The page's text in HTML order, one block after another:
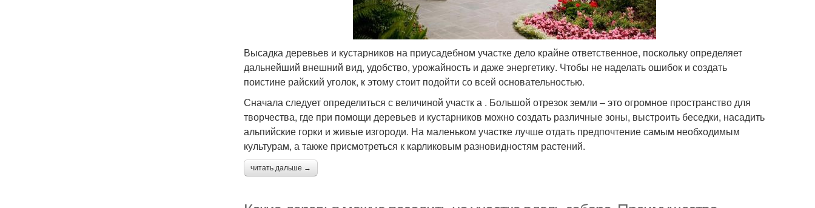
Высадка деревьев и кустарников на приусадебном участке дело крайне ответственное, поскольку определяет
дальнейший внешний вид, удобство, урожайность и даже энергетику. Чтобы не наделать ошибок и создать
поистине райский уголок, к этому стоит подойти со всей основательностью.
Сначала следует определиться с величиной участк а . Большой отрезок земли – это огромное пространство для
творчества, где при помощи деревьев и кустарников можно создать различные зоны, выстроить беседки, насадить
альпийские горки и живые изгороди. На маленьком участке лучше отдать предпочтение самым необходимым
культурам, а также присмотреться к карликовым разновидностям растений.
читать дальше →